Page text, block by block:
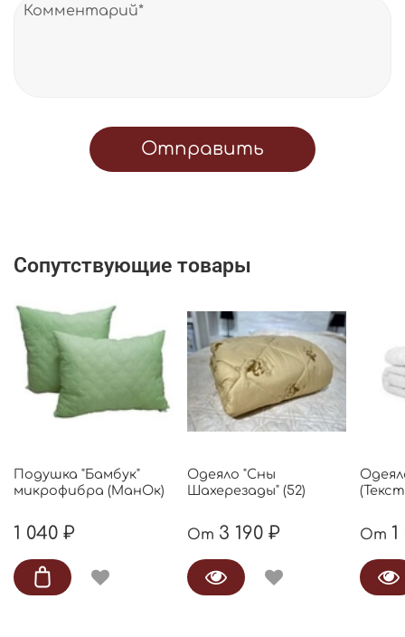
Отправить
Сопутствующие товары
Подушка "Бамбук"
микрофибра (МанОк)
1 040 ₽
Одеяло "Сны
Шахерезады" (52)
От 3 190 ₽ От